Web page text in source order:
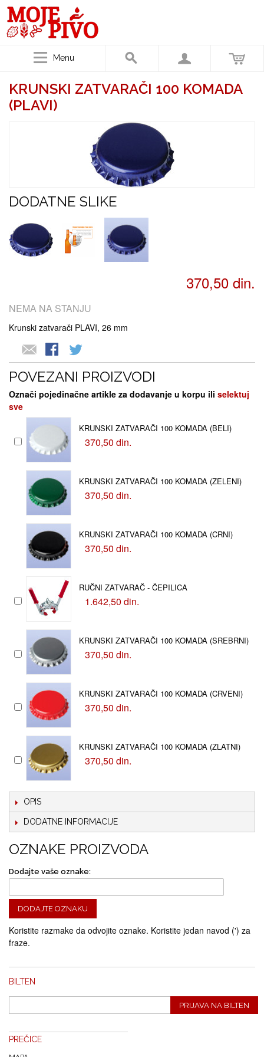
Menu
KRUNSKI ZATVARAČI 100 KOMADA
(PLAVI)
DODATNE SLIKE
370,50 din.
NEMA NA STANJU
Krunski zatvarači PLAVI, 26 mm
POVEZANI PROIZVODI
Označi pojedinačne artikle za dodavanje u korpu ili selektuj
sve
KRUNSKI ZATVARAČI 100 KOMADA (BELI)
370,50 din.
KRUNSKI ZATVARAČI 100 KOMADA (ZELENI)
370,50 din.
KRUNSKI ZATVARAČI 100 KOMADA (CRNI)
370,50 din.
RUČNI ZATVARAČ - ČEPILICA
1.642,50 din.
KRUNSKI ZATVARAČI 100 KOMADA (SREBRNI)
370,50 din.
KRUNSKI ZATVARAČI 100 KOMADA (CRVENI)
370,50 din.
KRUNSKI ZATVARAČI 100 KOMADA (ZLATNI)
370,50 din.
OPIS
DODATNE INFORMACIJE
OZNAKE PROIZVODA
Dodajte vaše oznake:
DODAJTE OZNAKU
Koristite razmake da odvojite oznake. Koristite jedan navod (') za
fraze.
BILTEN
PRIJAVA NA BILTEN
PREČICE